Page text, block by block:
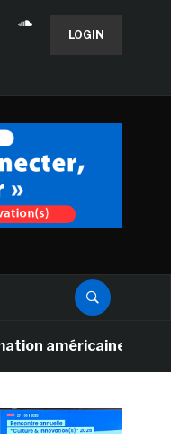
LOGIN
Versailles